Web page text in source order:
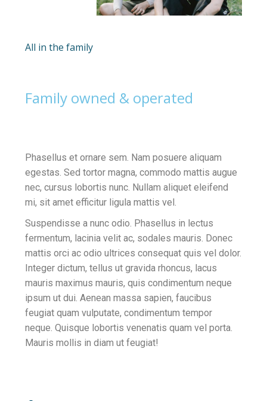
All in the family
Family owned & operated
Phasellus et ornare sem. Nam posuere aliquam
egestas. Sed tortor magna, commodo mattis augue
nec, cursus lobortis nunc. Nullam aliquet eleifend
mi, sit amet efficitur ligula mattis vel.
Suspendisse a nunc odio. Phasellus in lectus
fermentum, lacinia velit ac, sodales mauris. Donec
mattis orci ac odio ultrices consequat quis vel dolor.
Integer dictum, tellus ut gravida rhoncus, lacus
mauris maximus mauris, quis condimentum neque
ipsum ut dui. Aenean massa sapien, faucibus
feugiat quam vulputate, condimentum tempor
neque. Quisque lobortis venenatis quam vel porta.
Mauris mollis in diam ut feugiat!